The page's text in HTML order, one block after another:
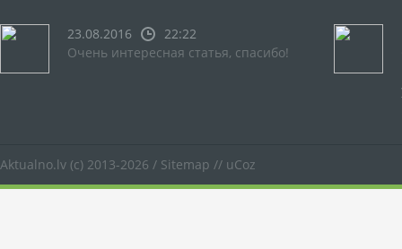
23.08.2016
22:22
Очень интересная статья, спасибо!
Aktualno.lv (c) 2013-2026 / Sitemap // uCoz